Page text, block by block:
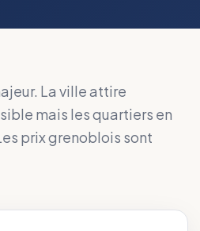
La ville attire
mais les quartiers en
prix grenoblois sont